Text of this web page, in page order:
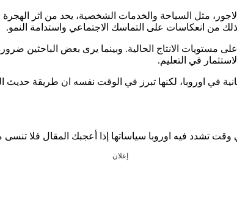
مثل السياحة والخدمات الشخصية، يحد من اثر
من انعكاسات على التماسك الاجتماعي واستدامة النمو.
حاجة تقدر بنحو 2.4 مليون عامل للحفاظ على مستويات الانتاج الحالية.
في التعليم.
في اوروبا، لكنها تبرز في الوقت نفسه ان طريقة
وقت تشدد فيه اوروبا سياساتها إذا أعجبك المقال فلا
إعلان